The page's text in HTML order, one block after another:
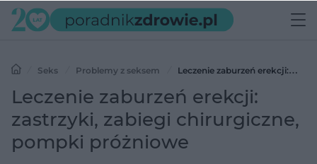
Seks Problemy z seksem
Leczenie zaburzeń erekcji:
zastrzyki, zabiegi chirurgiczne, pompki próżniowe
Leczenie zaburzeń erekcji:
zastrzyki, zabiegi chirurgiczne,
pompki próżniowe